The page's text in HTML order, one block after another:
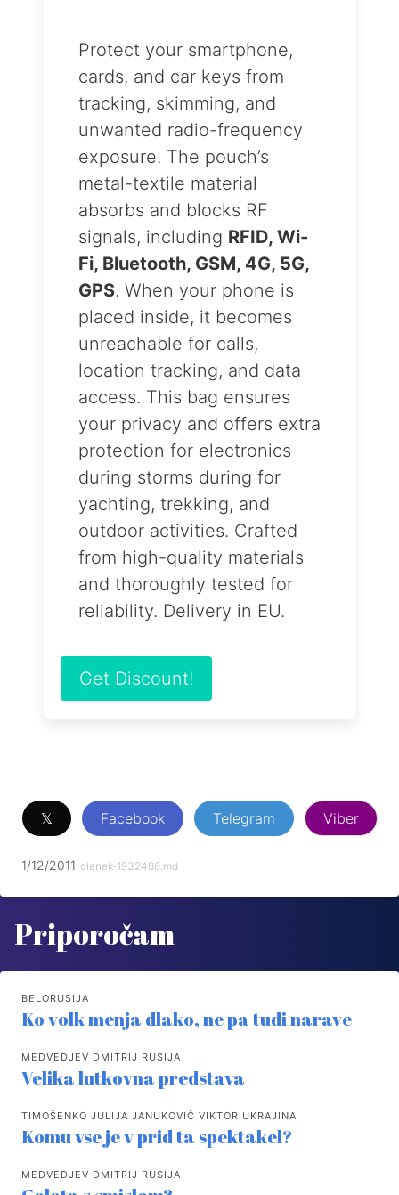
Protect your smartphone,
cards, and car keys from
tracking, skimming, and
unwanted radio-frequency
exposure. The pouch’s
metal-textile material
absorbs and blocks RF
signals, including RFID, Wi-
Fi, Bluetooth, GSM, 4G, 5G,
GPS. When your phone is
placed inside, it becomes
unreachable for calls,
location tracking, and data
access. This bag ensures
your privacy and offers extra
protection for electronics
during storms during for
yachting, trekking, and
outdoor activities. Crafted
from high-quality materials
and thoroughly tested for
reliability. Delivery in EU.
Get Discount!
𝕏 Facebook Telegram Viber
1/12/2011 clanek-1932486.md
Priporočam
BELORUSIJA
Ko volk menja dlako, ne pa tudi narave
MEDVEDJEV DMITRIJ RUSIJA
Velika lutkovna predstava
TIMOŠENKO JULIJA JANUKOVIČ VIKTOR UKRAJINA
Komu vse je v prid ta spektakel?
MEDVEDJEV DMITRIJ RUSIJA